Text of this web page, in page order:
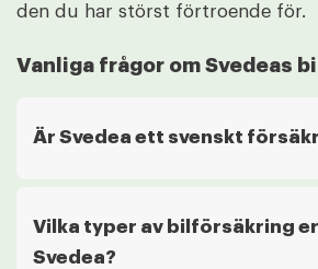
den du har störst förtroende för.
Vanliga frågor om Svedeas
Är Svedea ett svenskt
Vilka typer av bilförsäkring
Svedea?